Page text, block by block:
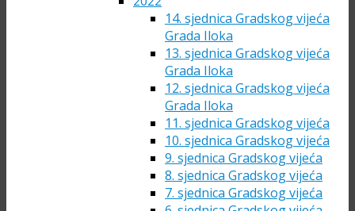
14. sjednica Gradskog vijeća
Grada Iloka
13. sjednica Gradskog vijeća
Grada Iloka
12. sjednica Gradskog vijeća
Grada Iloka
11. sjednica Gradskog vijeća
10. sjednica Gradskog vijeća
9. sjednica Gradskog vijeća
8. sjednica Gradskog vijeća
7. sjednica Gradskog vijeća